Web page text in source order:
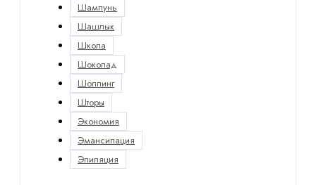
Шампунь
Шашлык
Школа
Шоколад
Шоппинг
Шторы
Экономия
Эмансипация
Эпиляция